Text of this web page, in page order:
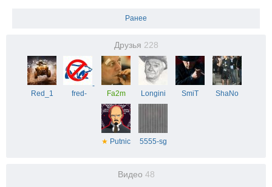
Ранее
Друзья 228
Red_1
-
fred-
Fa2m Longini SmiT ShaNo
★ Putnic 5555-sg
Видео 48